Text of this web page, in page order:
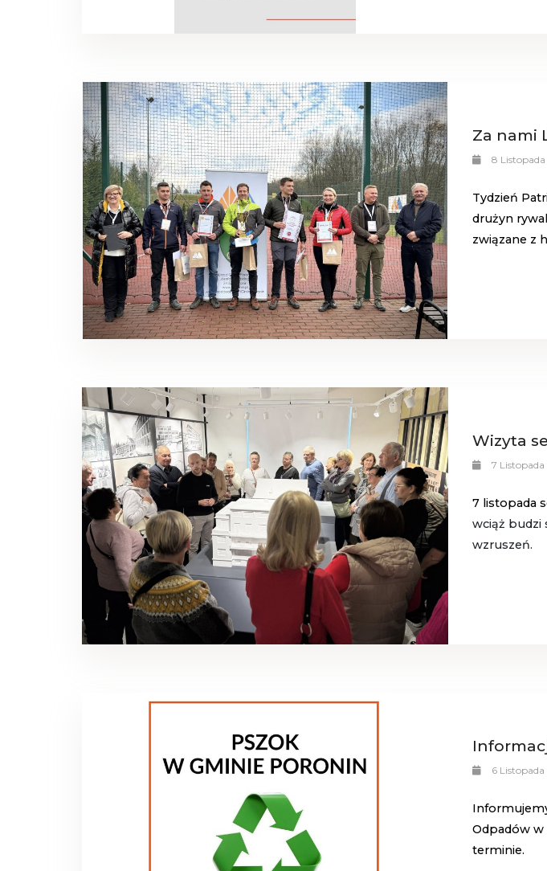
Za nami
8 Listopada
Tydzień
drużyn
związane z
Wizyta
7 Listopada
7 listopada
wciąż budzi
wzruszeń.
6 Listopada
Odpadów
terminie.